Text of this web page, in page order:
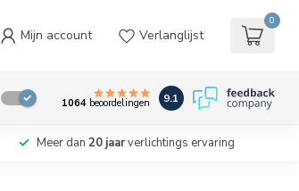
Mijn account Verlanglijst
0
1064beoordelingen 9.1
Meer dan 20 jaarverlichtings ervaring